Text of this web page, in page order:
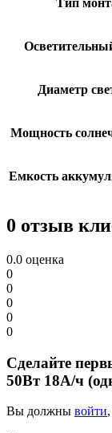
Тип
Диаметр
Мощность
Емкость
0 отзыв
0.0 оценка
0
0
0
0
0
Сделайте
50Вт 18А/ч
Вы должны войти